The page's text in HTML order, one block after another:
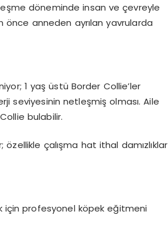
döneminde insan ve çevreyle
önce anneden ayrılan yavrularda
1 yaş üstü Border Collie’ler
seviyesinin netleşmiş olması. Aile
bulabilir.
özellikle çalışma hat ithal damızlıklar
için profesyonel köpek eğitmeni